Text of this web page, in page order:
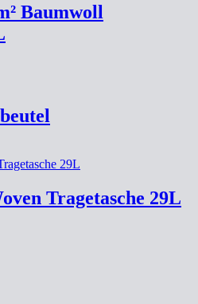
Baumwoll
Tragetasche 29L